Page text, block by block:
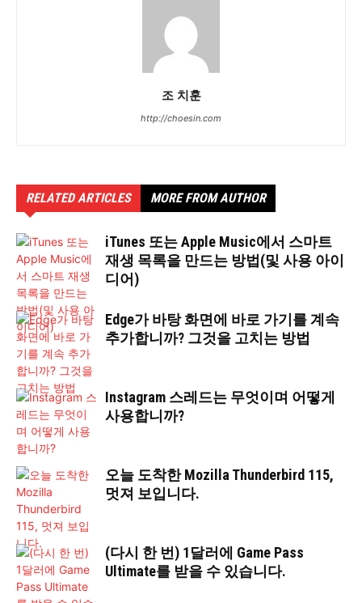
조 치훈
http://choesin.com
RELATED ARTICLES MORE FROM AUTHOR
iTunes 또는 Apple Music에서 스마트
재생 목록을 만드는 방법(및 사용 아이
디어)
Edge가 바탕 화면에 바로 가기를 계속
추가합니까? 그것을 고치는 방법
Instagram 스레드는 무엇이며 어떻게
사용합니까?
오늘 도착한 Mozilla Thunderbird 115,
멋져 보입니다.
(다시 한 번) 1달러에 Game Pass
Ultimate를 받을 수 있습니다.